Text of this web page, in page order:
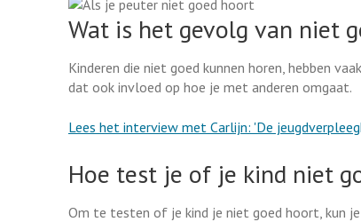
Wat is het gevolg van niet
Kinderen die niet goed kunnen horen, hebben
dat ook invloed op hoe je met anderen omgaat.
Lees het interview met Carlijn: 'De
Hoe test je of je kind niet
Om te testen of je kind je niet goed hoort, kun